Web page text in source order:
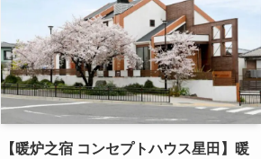
【暖炉之宿 コンセプトハウス星田】暖